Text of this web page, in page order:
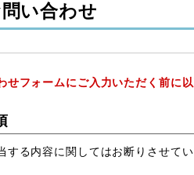
い合わせ
せフォームにご入力いただく前に
する内容に関してはお断りさせて